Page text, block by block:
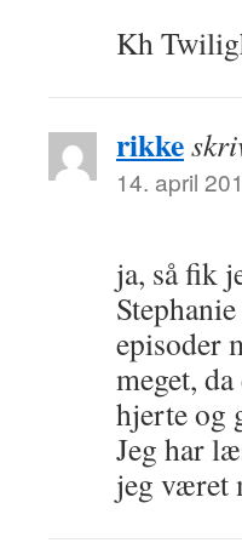
Kh
rikke
14. april
ja, så fik
episoder
meget,
hjerte og
Jeg har
jeg været